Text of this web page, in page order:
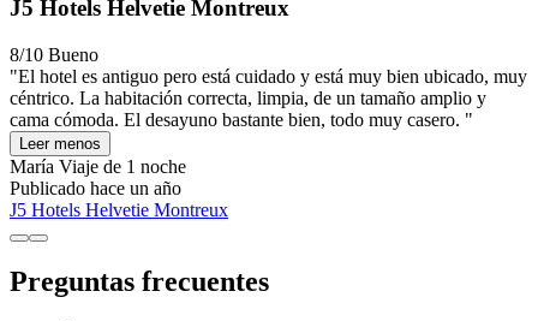
J5 Hotels Helvetie Montreux
8/10 Bueno
"El hotel es antiguo pero está cuidado y está muy bien ubicado, muy
céntrico. La habitación correcta, limpia, de un tamaño amplio y
cama cómoda. El desayuno bastante bien, todo muy casero. "
Leer menos
María Viaje de 1 noche
Publicado hace un año
J5 Hotels Helvetie Montreux
Preguntas frecuentes